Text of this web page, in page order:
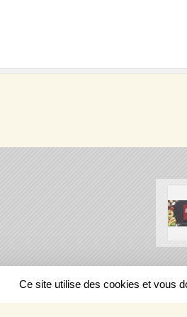
REGIONS
Ce site utilise des cookies et vous